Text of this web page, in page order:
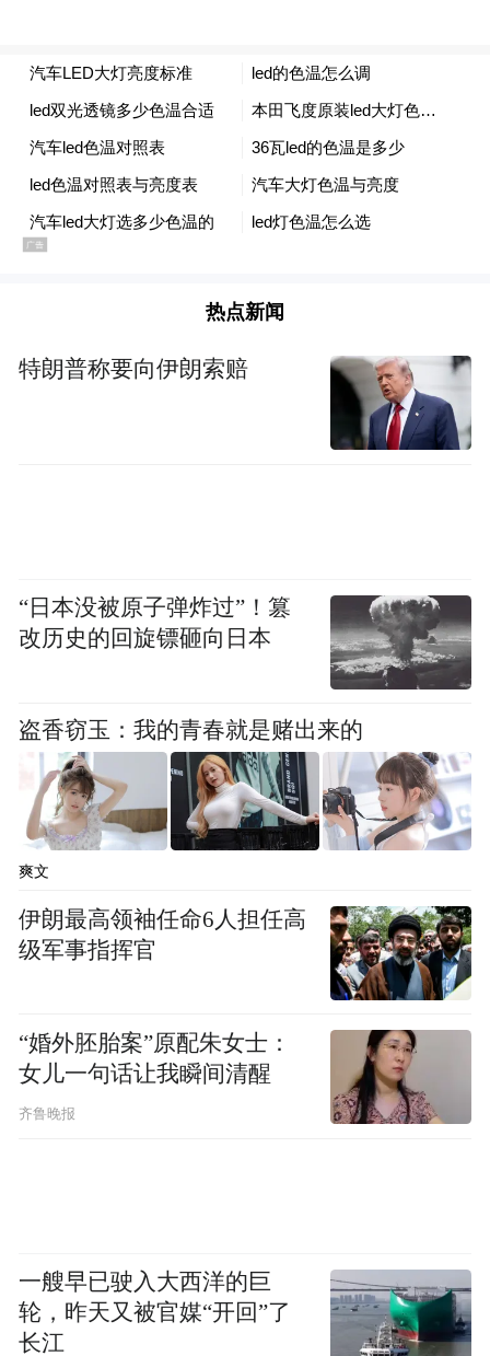
迄今已吸引全国31个省份、超过3000家机
构、50万名青少年参加，成为生态环境教育
的重要载体、青少年综合素养提升的重要平
台、生态环境教育的重要品牌。”生态环境部
宣传教育中心党委委员、教育室主任祝真旭
波市的自然笔记工作别具一格。宁波市生态
然笔记’小切口，做‘生态文明教育’大文章，
是打造地方特色活动品牌、夯实美丽中国建
在活动现场，由著名自然学家约翰・缪尔・
劳斯所著的《自然绘画和自然笔记指南》中
文版正式发布并举行赠书仪式。该书被誉为
自然观察和自然笔记的权威指南，由生态环
境部宣教中心联合国家植物园、宁波市生态
环境局等单位牵头引进，多位宁波诺丁汉大
学师生及自然笔记导师参与翻译校对等工
热点新闻
特朗普称要向伊朗索赔
“日本没被原子弹炸过”！篡
改历史的回旋镖砸向日本
盗香窃玉：我的青春就是赌出来的
爽文
伊朗最高领袖任命6人担任高
级军事指挥官
“婚外胚胎案”原配朱女士：
女儿一句话让我瞬间清醒
齐鲁晚报
一艘早已驶入大西洋的巨
轮，昨天又被官媒“开回”了
长江